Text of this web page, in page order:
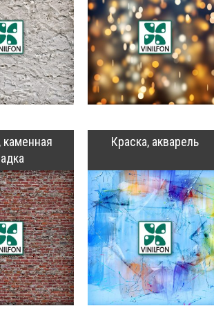
каменная
Краска, акварель